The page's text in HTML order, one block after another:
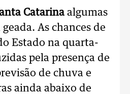
Catarina algumas
As chances de
Estado na quarta-
pela presença de
de chuva e
ainda abaixo de